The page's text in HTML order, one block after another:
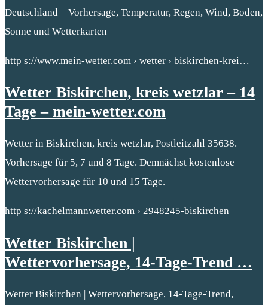
Deutschland – Vorhersage, Temperatur, Regen, Wind, Boden,
Sonne und Wetterkarten
http s://www.mein-wetter.com › wetter › biskirchen-krei…
Wetter Biskirchen, kreis wetzlar – 14
Tage – mein-wetter.com
Wetter in Biskirchen, kreis wetzlar, Postleitzahl 35638.
Vorhersage für 5, 7 und 8 Tage. Demnächst kostenlose
Wettervorhersage für 10 und 15 Tage.
http s://kachelmannwetter.com › 2948245-biskirchen
Wetter Biskirchen |
Wettervorhersage, 14-Tage-Trend …
Wetter Biskirchen | Wettervorhersage, 14-Tage-Trend,